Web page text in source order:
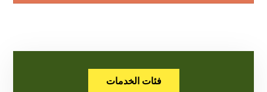
فئات الخدمات